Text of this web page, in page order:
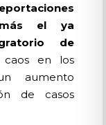
el ya
de
en los
aumento
de casos